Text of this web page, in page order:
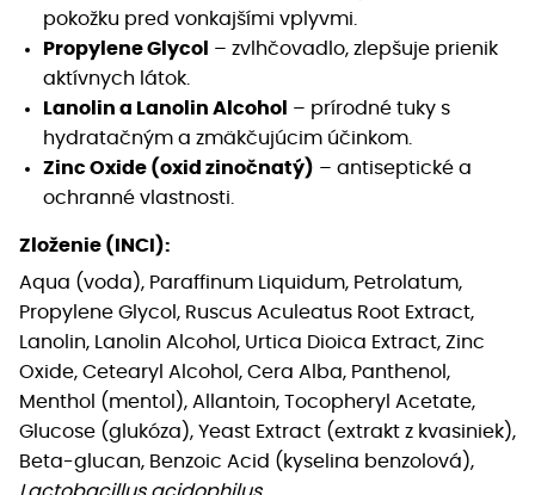
pokožku pred vonkajšími vplyvmi.
Propylene Glycol
– zvlhčovadlo, zlepšuje prienik
aktívnych látok.
Lanolin a Lanolin Alcohol
– prírodné tuky s
hydratačným a zmäkčujúcim účinkom.
Zinc Oxide (oxid zinočnatý) – antiseptické a
ochranné vlastnosti.
Zloženie (INCI):
Aqua (voda), Paraffinum Liquidum, Petrolatum,
Propylene Glycol, Ruscus Aculeatus Root Extract,
Lanolin, Lanolin Alcohol, Urtica Dioica Extract, Zinc
Oxide, Cetearyl Alcohol, Cera Alba, Panthenol,
Menthol (mentol), Allantoin, Tocopheryl Acetate,
Glucose (glukóza), Yeast Extract (extrakt z kvasiniek),
Beta-glucan, Benzoic Acid (kyselina benzolová),
Lactobacillus acidophilus.